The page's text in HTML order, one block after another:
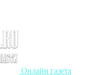
Онлайн газета